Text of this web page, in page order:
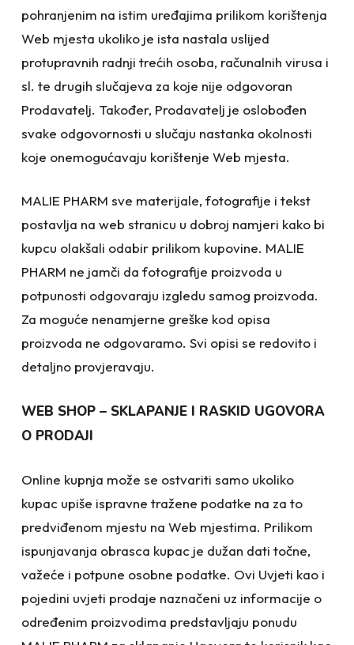
pohranjenim na istim uređajima prilikom korištenja
Web mjesta ukoliko je ista nastala uslijed
protupravnih radnji trećih osoba, računalnih virusa i
sl. te drugih slučajeva za koje nije odgovoran
Prodavatelj. Također, Prodavatelj je oslobođen
svake odgovornosti u slučaju nastanka okolnosti
koje onemogućavaju korištenje Web mjesta.
MALIE PHARM sve materijale, fotografije i tekst
postavlja na web stranicu u dobroj namjeri kako bi
kupcu olakšali odabir prilikom kupovine. MALIE
PHARM ne jamči da fotografije proizvoda u
potpunosti odgovaraju izgledu samog proizvoda.
Za moguće nenamjerne greške kod opisa
proizvoda ne odgovaramo. Svi opisi se redovito i
detaljno provjeravaju.
WEB SHOP – SKLAPANJE I RASKID UGOVORA
O PRODAJI
Online kupnja može se ostvariti samo ukoliko
kupac upiše ispravne tražene podatke na za to
predviđenom mjestu na Web mjestima. Prilikom
ispunjavanja obrasca kupac je dužan dati točne,
važeće i potpune osobne podatke. Ovi Uvjeti kao i
pojedini uvjeti prodaje naznačeni uz informacije o
određenim proizvodima predstavljaju ponudu